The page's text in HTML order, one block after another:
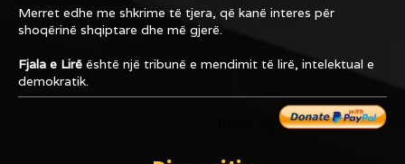
Merret edhe me shkrime të tjera, që kanë interes për
shoqërinë shqiptare dhe më gjerë.
Fjala e Lirë është një tribunë e mendimit të lirë, intelektual e
demokratik.